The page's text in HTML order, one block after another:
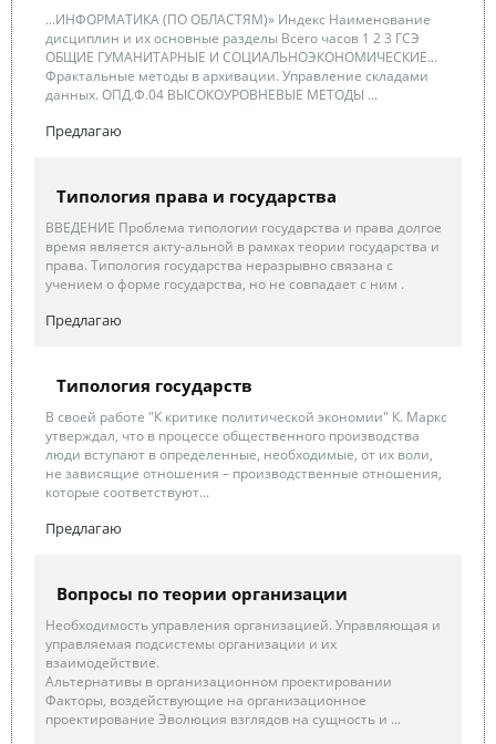
...ИНФОРМАТИКА (ПО ОБЛАСТЯМ)» Индекс Наименование
дисциплин и их основные разделы Всего часов 1 2 3 ГСЭ
ОБЩИЕ ГУМАНИТАРНЫЕ И СОЦИАЛЬНОЭКОНОМИЧЕСКИЕ...
Фрактальные методы в архивации. Управление складами
данных. ОПД.Ф.04 ВЫСОКОУРОВНЕВЫЕ МЕТОДЫ ...
Предлагаю
Типология права и государства
ВВЕДЕНИЕ Проблема типологии государства и права долгое
время является акту-альной в рамках теории государства и
права. Типология государства неразрывно связана с
учением о форме государства, но не совпадает с ним .
Предлагаю
Типология государств
В своей работе "К критике политической экономии" К. Маркс
утверждал, что в процессе общественного производства
люди вступают в определенные, необходимые, от их воли,
не зависящие отношения – производственные отношения,
которые соответствуют...
Предлагаю
Вопросы по теории организации
Необходимость управления организацией. Управляющая и
управляемая подсистемы организации и их
взаимодействие.
Альтернативы в организационном проектировании
Факторы, воздействующие на организационное
проектирование Эволюция взглядов на сущность и ...